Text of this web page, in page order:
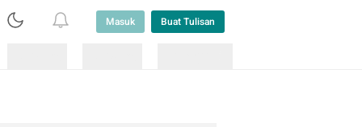
Masuk Buat Tulisan